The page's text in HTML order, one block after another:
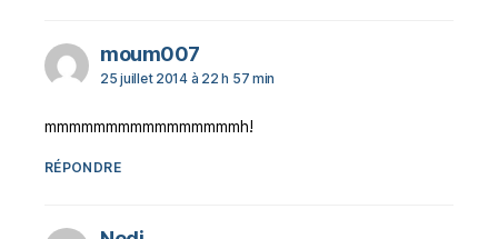
moum007dit :
25 juillet 2014 à 22 h 57 min
mmmmmmmmmmmmmmmmh!
RÉPONDRE